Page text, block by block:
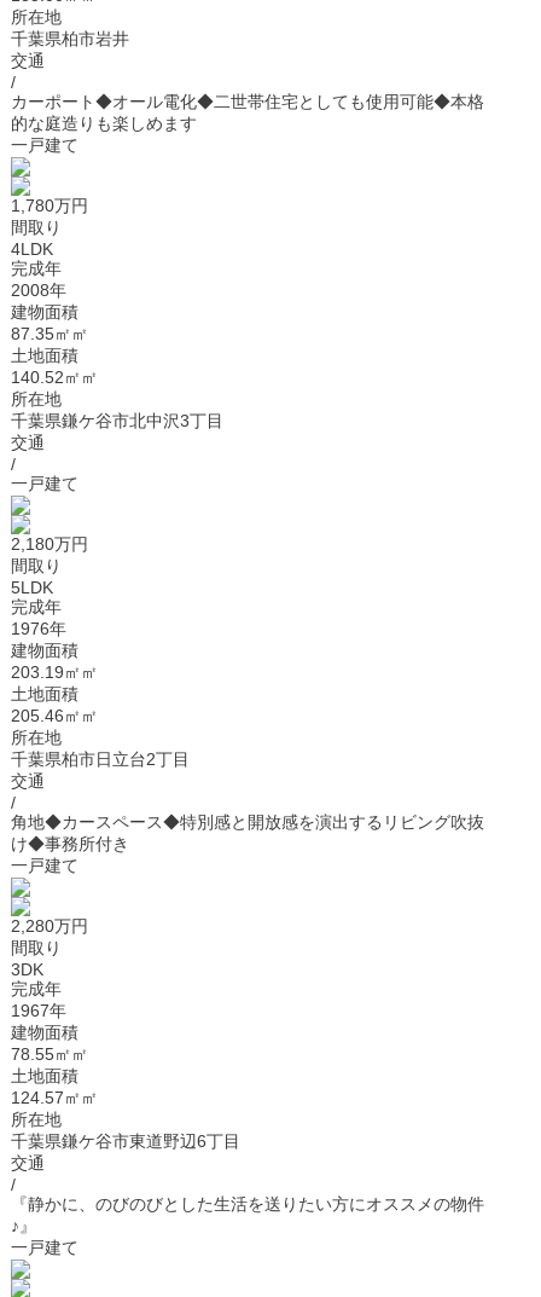
所在地
千葉県柏市岩井
交通
/
カーポート◆オール電化◆二世帯住宅としても使用可能◆本格
的な庭造りも楽しめます
一戸建て
1,780万円
間取り
4LDK
完成年
2008年
建物面積
87.35㎡㎡
土地面積
140.52㎡㎡
所在地
千葉県鎌ケ谷市北中沢3丁目
交通
/
一戸建て
2,180万円
間取り
5LDK
完成年
1976年
建物面積
203.19㎡㎡
土地面積
205.46㎡㎡
所在地
千葉県柏市日立台2丁目
交通
/
角地◆カースペース◆特別感と開放感を演出するリビング吹抜
け◆事務所付き
一戸建て
2,280万円
間取り
3DK
完成年
1967年
建物面積
78.55㎡㎡
土地面積
124.57㎡㎡
所在地
千葉県鎌ケ谷市東道野辺6丁目
交通
/
『静かに、のびのびとした生活を送りたい方にオススメの物件
♪』
一戸建て